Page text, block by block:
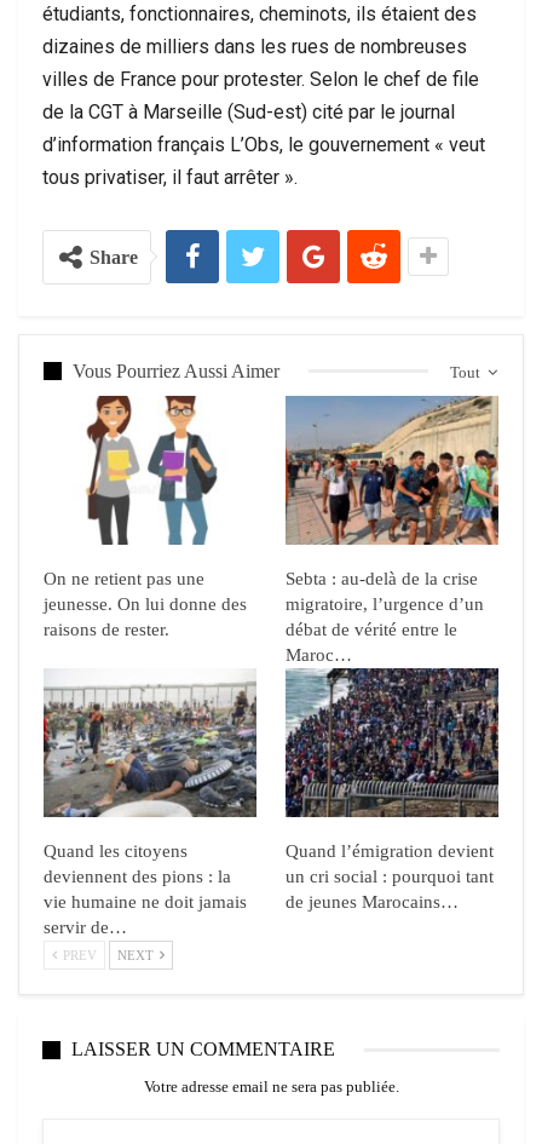
étudiants, fonctionnaires, cheminots, ils étaient des
dizaines de milliers dans les rues de nombreuses
villes de France pour protester. Selon le chef de file
de la CGT à Marseille (Sud-est) cité par le journal
d’information français L’Obs, le gouvernement « veut
tous privatiser, il faut arrêter ».
Share
Tout
Vous Pourriez Aussi Aimer
On ne retient pas une
jeunesse. On lui donne des
raisons de rester.
Sebta : au-delà de la crise
migratoire, l’urgence d’un
débat de vérité entre le
Maroc…
Quand les citoyens
deviennent des pions : la
vie humaine ne doit jamais
servir de…
Quand l’émigration devient
un cri social : pourquoi tant
de jeunes Marocains…
PREV NEXT
LAISSER UN COMMENTAIRE
Votre adresse email ne sera pas publiée.